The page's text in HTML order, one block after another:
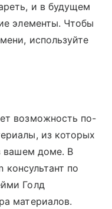
и в будущем
элементы. Чтобы
используйте
возможность по-
из которых
вашем доме. В
консультант по
Голд
материалов.